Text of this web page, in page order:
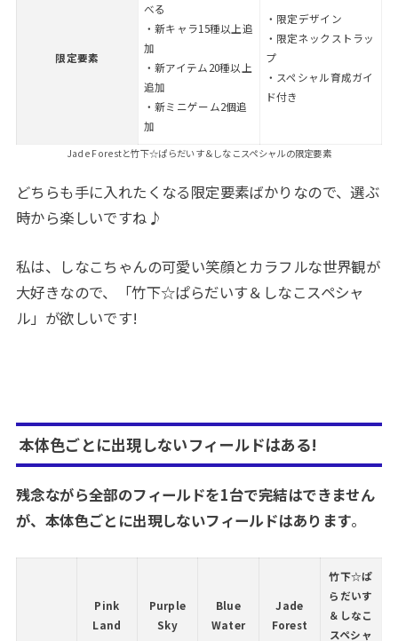
限定要素
べる
・新キャラ15種以上追
加
・新アイテム20種以上
追加
・新ミニゲーム2個追
加
・限定デザイン
・限定ネックストラッ
プ
・スペシャル育成ガイ
ド付き
Jade Forestと竹下☆ぱらだいす＆しなこスペシャルの限定要素
どちらも手に入れたくなる限定要素ばかりなので、選ぶ
時から楽しいですね♪
私は、しなこちゃんの可愛い笑顔とカラフルな世界観が
大好きなので、「竹下☆ぱらだいす＆しなこスペシャ
ル」が欲しいです!
本体色ごとに出現しないフィールドはある!
残念ながら全部のフィールドを1台で完結はできません
が、本体色ごとに出現しないフィールドはあります。
Pink
Land
Purple
Sky
Blue
Water
Jade
Forest
竹下☆ぱ
らだいす
＆しなこ
スペシャ